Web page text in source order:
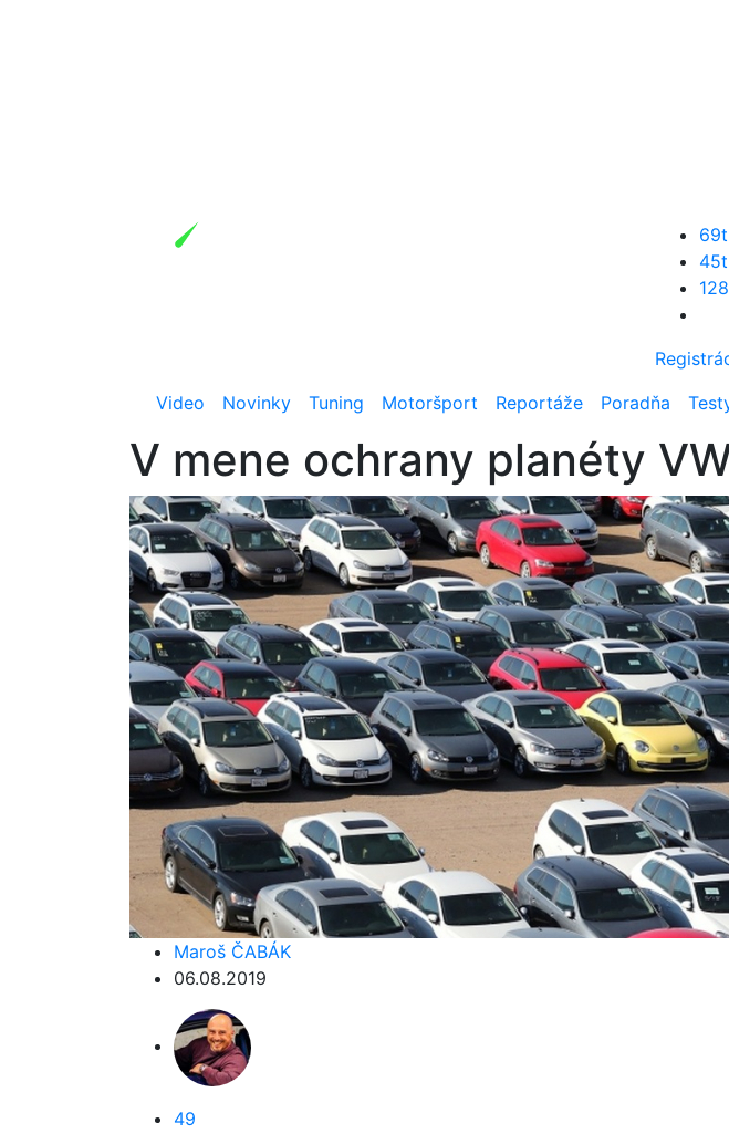
Video
Novinky Tuning Motoršport Reportáže Poradňa
V mene ochrany planéty
Maroš ČABÁK
06.08.2019
49